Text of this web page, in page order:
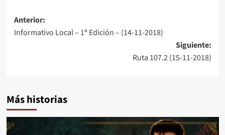
Anterior:
Informativo Local – 1ª Edición – (14-11-2018)
Siguiente:
Ruta 107.2 (15-11-2018)
Más historias